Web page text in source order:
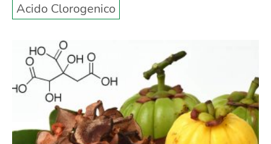
Acido Clorogenico